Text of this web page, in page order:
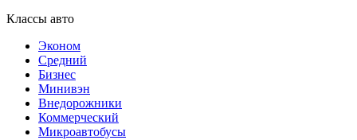
Классы авто
Эконом
Средний
Бизнес
Минивэн
Внедорожники
Коммерческий
Микроавтобусы